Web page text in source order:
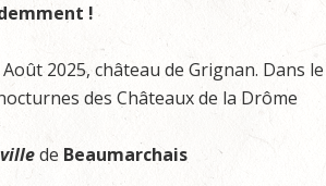
!
2025, château de Grignan. Dans le
des Châteaux de la Drôme
de Beaumarchais